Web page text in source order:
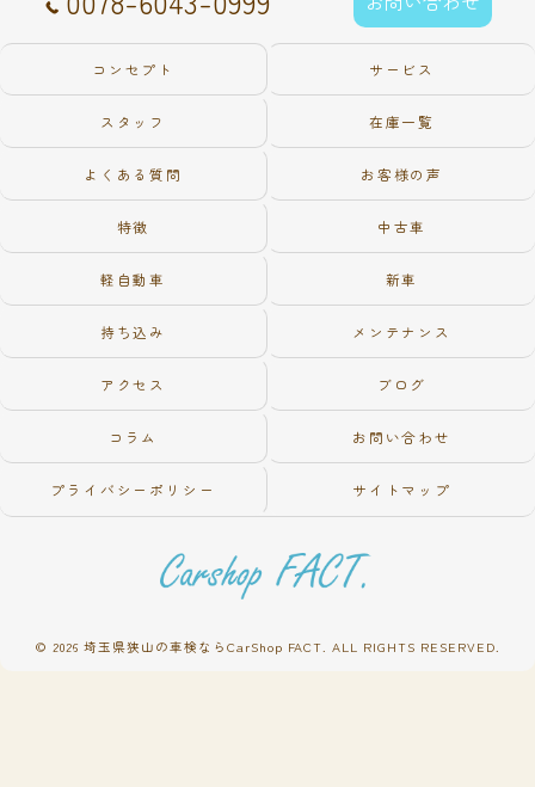
コンセプト サービス
スタッフ 在庫一覧
よくある質問 お客様の声
特徴 中古車
軽自動車 新車
持ち込み メンテナンス
アクセス ブログ
コラム お問い合わせ
プライバシーポリシー サイトマップ
© 2026 埼玉県狭山の車検ならCarShop FACT. ALL RIGHTS RESERVED.